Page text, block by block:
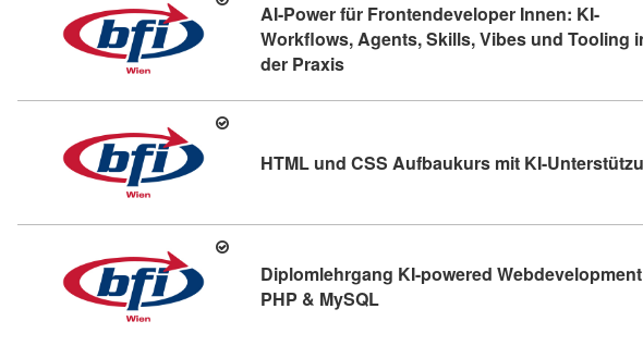
AI-Power für Frontendeveloper Innen: KI-
Workflows, Agents, Skills, Vibes und Tooling
der Praxis Kursdetail: AI-Power für
HTML und CSS Aufbaukurs mit KI-
Diplomlehrgang KI-powered
PHP & MySQL Kursdetail: Diplomlehrgang KI-